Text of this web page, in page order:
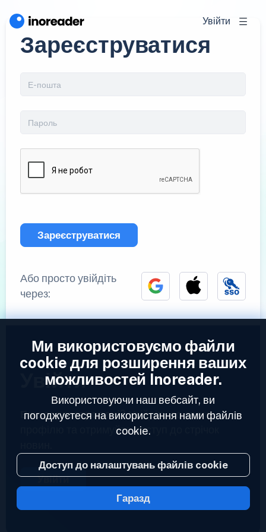
Увійти
Зареєструватися
Зареєструватися
Або просто увійдіть
через:
Увійти
Вже зареєстровані?Увійдіть до свого
профілю та отримуйте доступ до стрічок
Увійти
2023 © Inoreader
Ми використовуємо файли
cookie для розширення ваших
можливостей Inoreader.
Використовуючи наш вебсайт, ви
погоджуєтеся на використання нами файлів
cookie.
Доступ до налаштувань файлів cookie
Гаразд